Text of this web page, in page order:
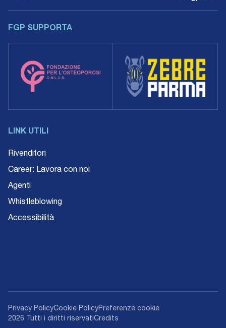
FGP SUPPORTA
LINK UTILI
Rivenditori
Career: Lavora con noi
Agenti
Whistleblowing
Accessibilità
2026 Tutti i diritti riservatiCredits
Privacy PolicyCookie PolicyPreferenze cookie